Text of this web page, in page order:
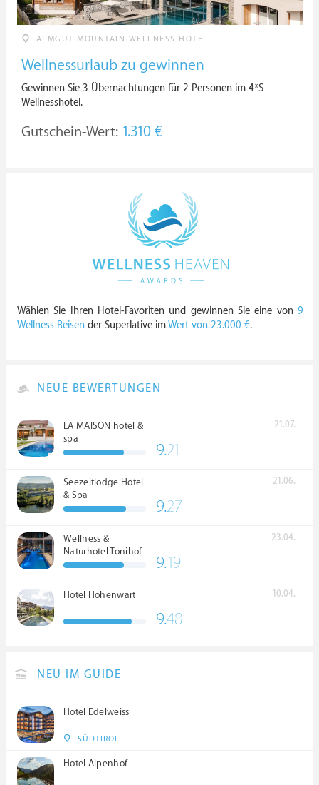
ALMGUT MOUNTAIN WELLNESS HOTEL
Wellnessurlaub zu gewinnen
Gewinnen Sie 3 Übernachtungen für 2 Personen im 4*S
Wellnesshotel.
Gutschein-Wert: 1.310 €
Wählen Sie Ihren Hotel-Favoriten und gewinnen Sie eine von 9
Wellness Reisen der Superlative imWert von 23.000 €.
NEUE BEWERTUNGEN
LA MAISON hotel &
spa
21.07.
9.21
Seezeitlodge Hotel
& Spa
21.06.
9.27
Wellness &
Naturhotel Tonihof
****S
23.04.
9.19
Hotel Hohenwart 10.04.
9.48
NEU IM GUIDE
Hotel Edelweiss
SÜDTIROL
Hotel Alpenhof